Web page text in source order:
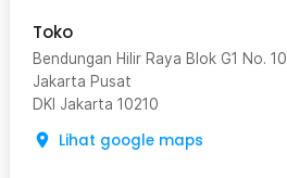
Toko
Bendungan Hilir Raya Blok G1 No. 10
Jakarta Pusat
DKI Jakarta 10210
Lihat google maps